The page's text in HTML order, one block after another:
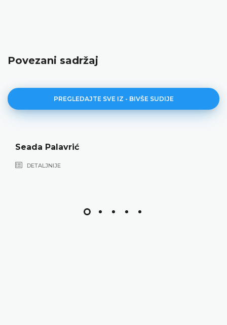
Povezani sadržaj
PREGLEDAJTE SVE IZ - BIVŠE SUDIJE
Seada Palavrić
DETALJNIJE